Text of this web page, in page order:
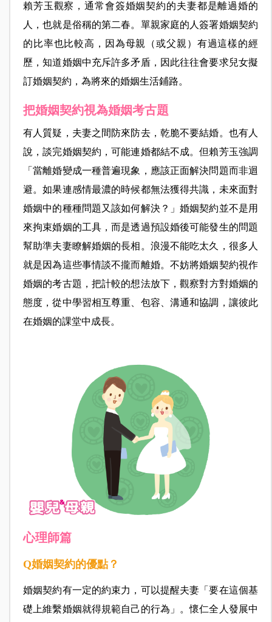
賴芳玉觀察，通常會簽婚姻契約的夫妻都是離過婚的
人，也就是俗稱的第二春。單親家庭的人簽署婚姻契約
的比率也比較高，因為母親（或父親）有過這樣的經
歷，知道婚姻中充斥許多矛盾，因此往往會要求兒女擬
訂婚姻契約，為將來的婚姻生活鋪路。
把婚姻契約視為婚姻考古題
有人質疑，夫妻之間防來防去，乾脆不要結婚。也有人
說，談完婚姻契約，可能連婚都結不成。但賴芳玉強調
「當離婚變成一種普遍現象，應該正面解決問題而非迴
避。如果連感情最濃的時候都無法獲得共識，未來面對
婚姻中的種種問題又該如何解決？」婚姻契約並不是用
來拘束婚姻的工具，而是透過預設婚後可能發生的問題
幫助準夫妻瞭解婚姻的長相。浪漫不能吃太久，很多人
就是因為這些事情談不攏而離婚。不妨將婚姻契約視作
婚姻的考古題， 把計較的想法放下，觀察對方對婚姻的
態度，從中學習相互尊重、包容、溝通和協調，讓彼此
在婚姻的課堂中成長。
心理師篇
Q婚姻契約的優點？
婚姻契約有一定的約束力，可以提醒夫妻「要在這個基
礎上維繫婚姻就得規範自己的行為」。懷仁全人發展中